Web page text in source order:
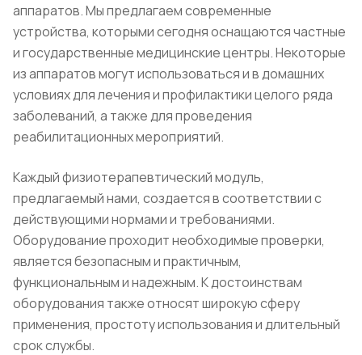
аппаратов. Мы предлагаем современные
устройства, которыми сегодня оснащаются частные
и государственные медицинские центры. Некоторые
из аппаратов могут использоваться и в домашних
условиях для лечения и профилактики целого ряда
заболеваний, а также для проведения
реабилитационных мероприятий.
Каждый физиотерапевтический модуль,
предлагаемый нами, создается в соответствии с
действующими нормами и требованиями.
Оборудование проходит необходимые проверки,
является безопасным и практичным,
функциональным и надежным. К достоинствам
оборудования также относят широкую сферу
применения, простоту использования и длительный
срок службы.